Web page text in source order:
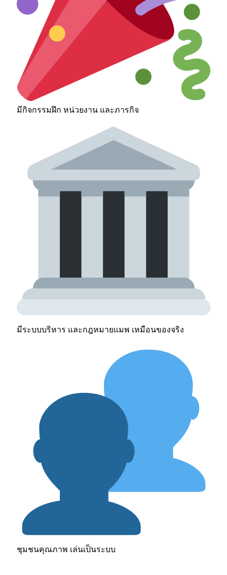
มีกิจกรรมฝึก หน่วยงาน และภารกิจ
มีระบบบริหาร และกฎหมายแมพ เหมือนของจริง
ชุมชนคุณภาพ เล่นเป็นระบบ